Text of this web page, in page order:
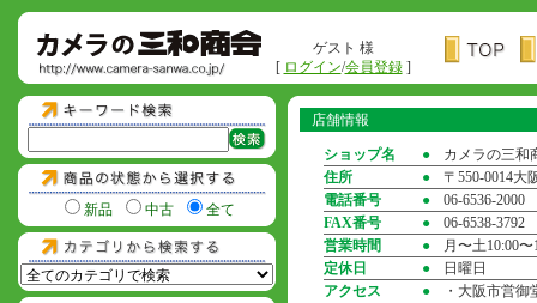
ゲスト 様
[ ログイン/会員登録]
新品 中古 全て
店舗情報
ショップ名 ●
カメラの三和
住所
●
〒550-0014大
電話番号
●
06-6536-2000
FAX番号
●
06-6538-3792
営業時間
●
月〜土10:00
定休日
●
日曜日
アクセス
●
・大阪市営